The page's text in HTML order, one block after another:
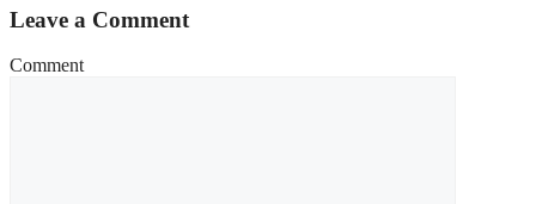
Leave a Comment
Comment